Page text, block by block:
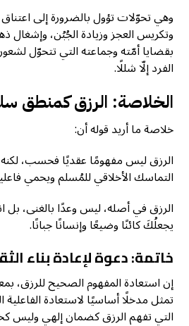
وهي تحوّلات تؤول بالضرورة إلى
وتكريس العجز وزيادة الجُبُن، وإشغال
بقضايا أمّته وجماعته التي تتحوّل
الفرد إلّا شللًا.
الخلاصة: الرزق كمنطق
خلاصة ما أريد قوله أن:
الرزق ليس مفهومًا عقديًا فحسب،
التماسك الأخلاقي للمُسلم ويحمي
الرزق في أصله، ليس وعدًا بالغنى، بل
يجعلُكَ كائنًا وضيعًا وإنسانًا جبانًا.
خاتمة: دعوة لإعادة بناء
إن استعادة المفهوم الصحيح للرزق،
تمثل مدخلًا أساسيًا لاستعادة
التي تفهم الرزق كضمان إلهي وليس